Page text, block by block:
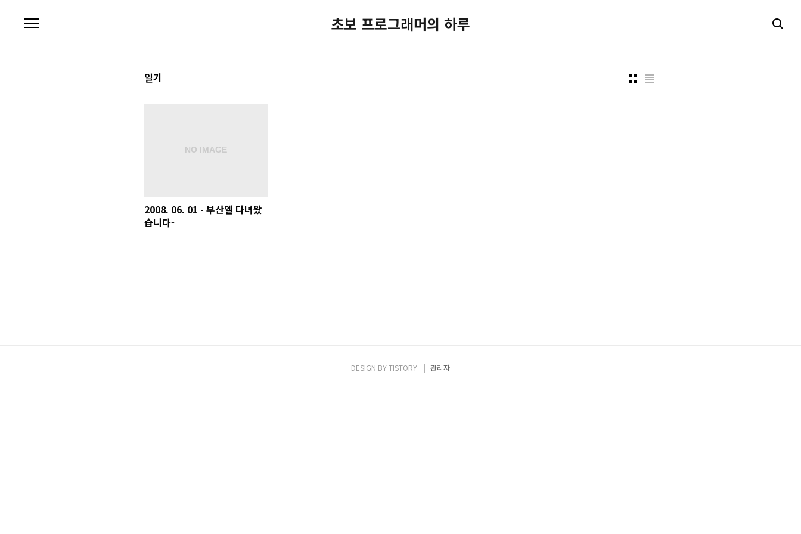
초보 프로그래머의 하루
일기
2008. 06. 01 - 부산엘 다녀왔
습니다-
DESIGN BYTISTORY 관리자